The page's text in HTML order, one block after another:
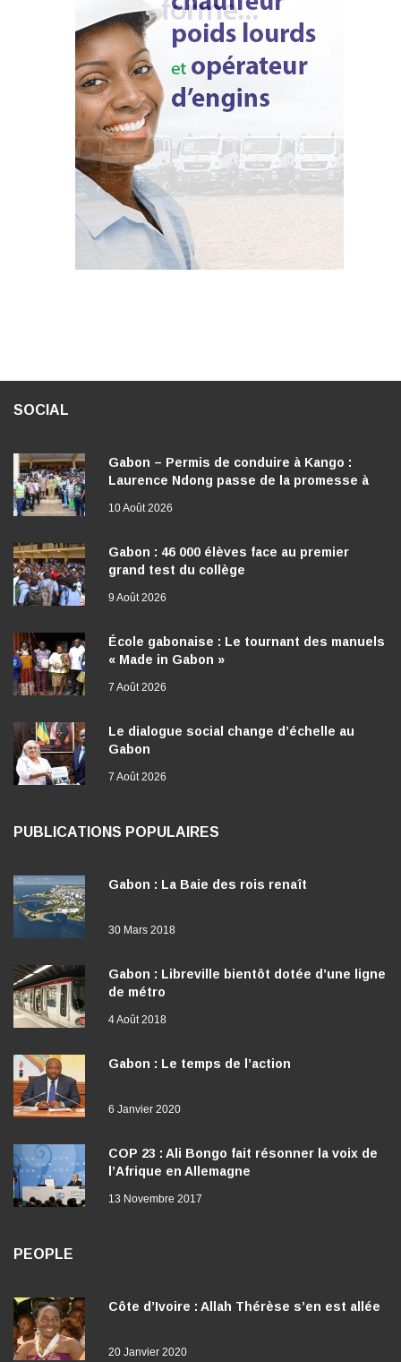
SOCIAL
Gabon – Permis de conduire à Kango :
Laurence Ndong passe de la promesse à
10 Août 2026
Gabon : 46 000 élèves face au premier
grand test du collège
9 Août 2026
École gabonaise : Le tournant des manuels
« Made in Gabon »
7 Août 2026
Le dialogue social change d’échelle au
Gabon
7 Août 2026
PUBLICATIONS POPULAIRES
Gabon : La Baie des rois renaît
30 Mars 2018
Gabon : Libreville bientôt dotée d’une ligne
de métro
4 Août 2018
Gabon : Le temps de l’action
6 Janvier 2020
COP 23 : Ali Bongo fait résonner la voix de
l’Afrique en Allemagne
13 Novembre 2017
PEOPLE
Côte d’Ivoire : Allah Thérèse s’en est allée
20 Janvier 2020